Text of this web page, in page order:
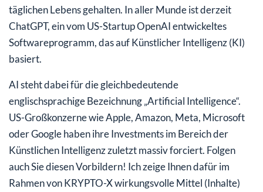
täglichen Lebens gehalten. In aller Munde ist derzeit
ChatGPT, ein vom US-Startup OpenAI entwickeltes
Softwareprogramm, das auf Künstlicher Intelligenz (KI)
basiert.
AI steht dabei für die gleichbedeutende
englischsprachige Bezeichnung „Artificial Intelligence“.
US-Großkonzerne wie Apple, Amazon, Meta, Microsoft
oder Google haben ihre Investments im Bereich der
Künstlichen Intelligenz zuletzt massiv forciert. Folgen
auch Sie diesen Vorbildern! Ich zeige Ihnen dafür im
Rahmen von KRYPTO-X wirkungsvolle Mittel (Inhalte)